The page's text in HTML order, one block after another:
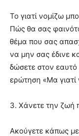
Το γιατί νομίζω
Πώς θα σας
θέμα που σας
να μην σας έδινε
δώσετε στον εαυτό
ερώτηση «Μα γιατί
3. Χάνετε την ζωή
Ακούγετε κάπως